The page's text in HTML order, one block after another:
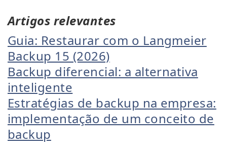
Artigos relevantes
Guia: Restaurar com o Langmeier
Backup 15 (2026)
Backup diferencial: a alternativa
inteligente
Estratégias de backup na empresa:
implementação de um conceito de
backup